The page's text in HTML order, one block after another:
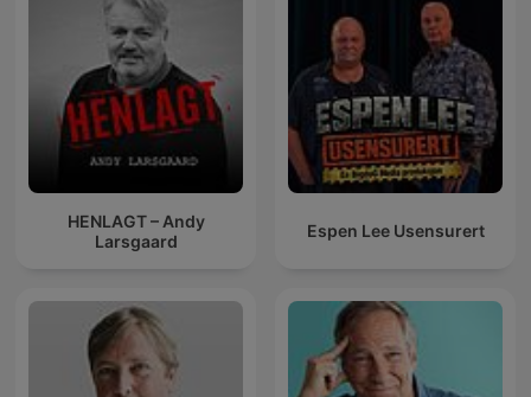
HENLAGT – Andy
Larsgaard
Espen Lee Usensurert